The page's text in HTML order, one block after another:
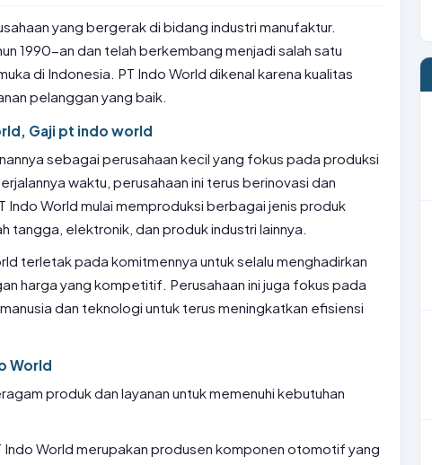
yang bergerak di bidang industri manufaktur.
1990-an dan telah berkembang menjadi salah satu
di Indonesia. PT Indo World dikenal karena kualitas
pelanggan yang baik.
Gaji pt indo world
sebagai perusahaan kecil yang fokus pada produksi
waktu, perusahaan ini terus berinovasi dan
Indo World mulai memproduksi berbagai jenis produk
tangga, elektronik, dan produk industri lainnya.
terletak pada komitmennya untuk selalu menghadirkan
harga yang kompetitif. Perusahaan ini juga fokus pada
dan teknologi untuk terus meningkatkan efisiensi
World
produk dan layanan untuk memenuhi kebutuhan
World merupakan produsen komponen otomotif yang